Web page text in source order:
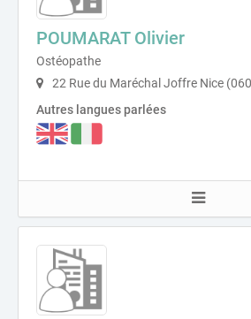
POUMARAT Olivier
Ostéopathe
22 Rue du Maréchal Joffre Nice
Autres langues parlées